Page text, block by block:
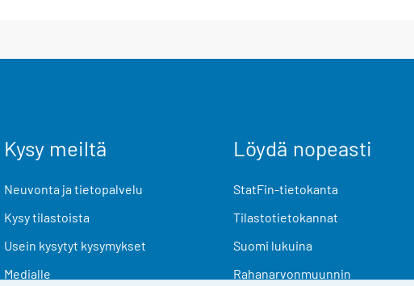
Kysy meiltä
Neuvonta ja tietopalvelu
Kysy tilastoista
Usein kysytyt kysymykset
Medialle
Löydä nopeasti
StatFin-tietokanta
Tilastotietokannat
Suomi lukuina
Rahanarvonmuunnin